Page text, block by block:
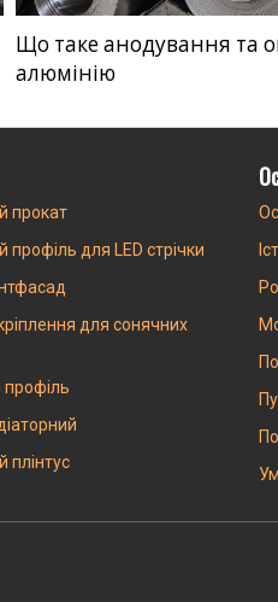
Що таке анодування та
алюмінію
прокат
профіль для LED стрічки
для сонячних
профіль
плінтус